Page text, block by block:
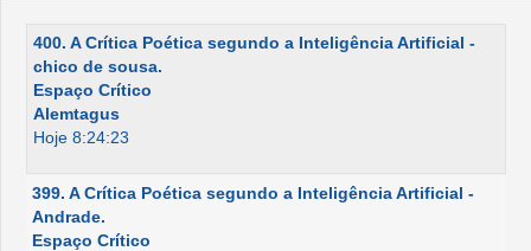
400. A Crítica Poética segundo a Inteligência Artificial -
chico de sousa.
Espaço Crítico
Alemtagus
Hoje 8:24:23
399. A Crítica Poética segundo a Inteligência Artificial -
Andrade.
Espaço Crítico